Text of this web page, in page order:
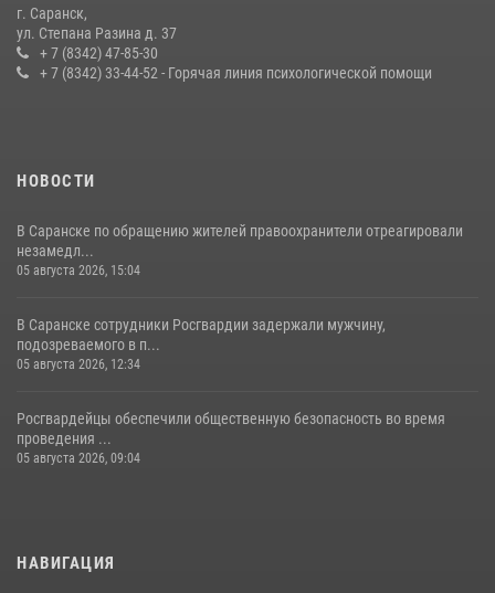
Сотрудники Росгвардии обеспечили безопасность Всероссийского
конкурса профмастерства в Саранске
23 июля 2026, 11:54 4
г. Саранск,
ул. Степана Разина д. 37
+ 7 (8342) 47-85-30
+ 7 (8342) 33-44-52 - Горячая линия психологической помощи
НОВОСТИ
В Саранске по обращению жителей правоохранители отреагировали
незамедл...
05 августа 2026, 15:04
В Саранске сотрудники Росгвардии задержали мужчину,
подозреваемого в п...
05 августа 2026, 12:34
Росгвардейцы обеспечили общественную безопасность во время
проведения ...
05 августа 2026, 09:04
НАВИГАЦИЯ